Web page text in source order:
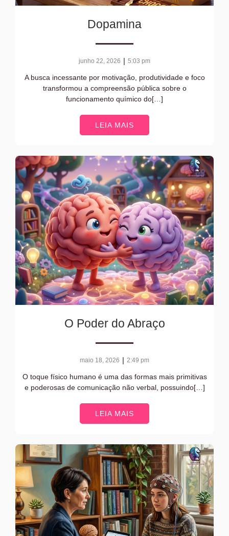
Dopamina
junho 22, 2026 | 5:03 pm
A busca incessante por motivação, produtividade e foco
transformou a compreensão pública sobre o
funcionamento químico do[…]
LEIA MAIS
O Poder do Abraço
maio 18, 2026 | 2:49 pm
O toque físico humano é uma das formas mais primitivas
e poderosas de comunicação não verbal, possuindo[…]
LEIA MAIS